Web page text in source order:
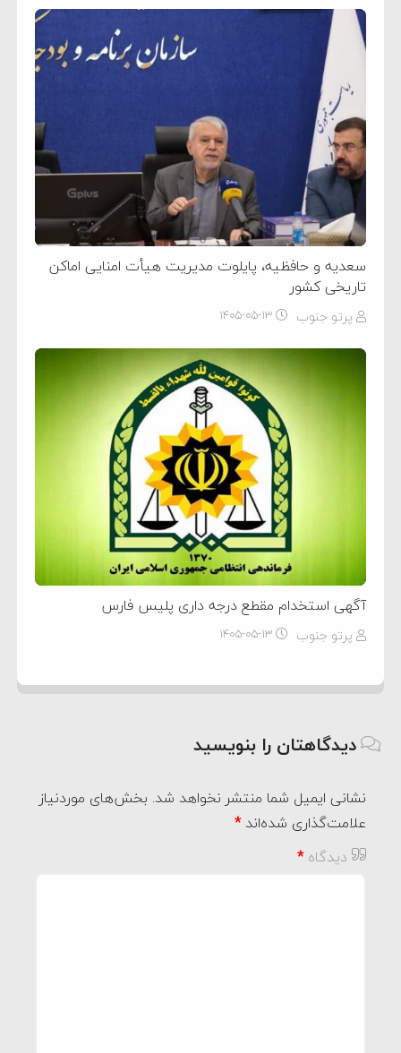
سعدیه و حافظیه، پایلوت مدیریت هیأت امنایی اماکن
تاریخی کشور
پرتو جنوب ۱۴۰۵-۰۵-۱۳
آگهی استخدام مقطع درجه داری پلیس فارس
پرتو جنوب ۱۴۰۵-۰۵-۱۳
دیدگاهتان را بنویسید
نشانی ایمیل شما منتشر نخواهد شد. بخش‌های موردنیاز
علامت‌گذاری شده‌اند*
دیدگاه*